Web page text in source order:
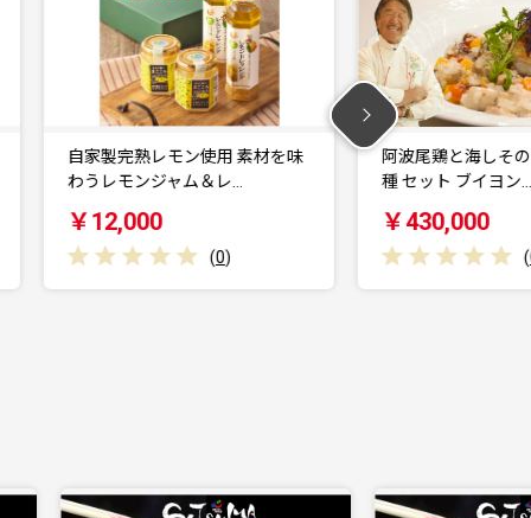
阿波尾鶏と海しそのリゾット 2
種 セット ブイヨン…
￥430,000
(
阿波尾鶏と海し
食 セット 生クリ…
￥220,000